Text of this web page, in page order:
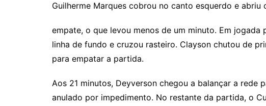
Guilherme Marques cobrou no canto esquerdo e abriu
empate, o que levou menos de um minuto. Em
linha de fundo e cruzou rasteiro. Clayson chutou de
para empatar a partida.
Aos 21 minutos, Deyverson chegou a balançar a rede
anulado por impedimento. No restante da partida, o